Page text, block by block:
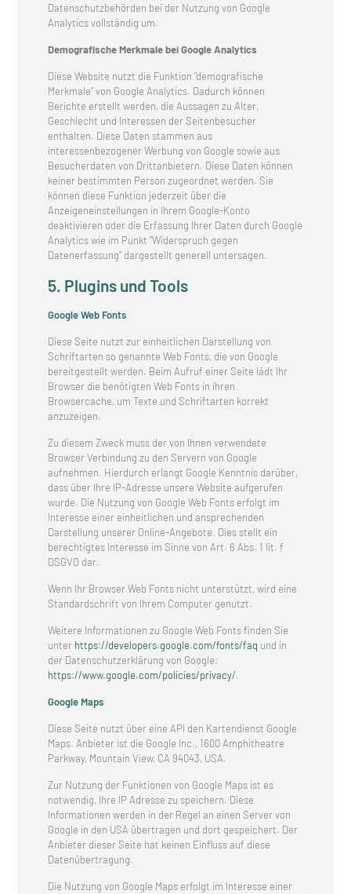
Datenschutzbehörden bei der Nutzung von Google
Analytics vollständig um.
Demografische Merkmale bei Google Analytics
Diese Website nutzt die Funktion “demografische
Merkmale” von Google Analytics. Dadurch können
Berichte erstellt werden, die Aussagen zu Alter,
Geschlecht und Interessen der Seitenbesucher
enthalten. Diese Daten stammen aus
interessenbezogener Werbung von Google sowie aus
Besucherdaten von Drittanbietern. Diese Daten können
keiner bestimmten Person zugeordnet werden. Sie
können diese Funktion jederzeit über die
Anzeigeneinstellungen in Ihrem Google-Konto
deaktivieren oder die Erfassung Ihrer Daten durch Google
Analytics wie im Punkt “Widerspruch gegen
Datenerfassung” dargestellt generell untersagen.
5. Plugins und Tools
Google Web Fonts
Diese Seite nutzt zur einheitlichen Darstellung von
Schriftarten so genannte Web Fonts, die von Google
bereitgestellt werden. Beim Aufruf einer Seite lädt Ihr
Browser die benötigten Web Fonts in ihren
Browsercache, um Texte und Schriftarten korrekt
anzuzeigen.
Zu diesem Zweck muss der von Ihnen verwendete
Browser Verbindung zu den Servern von Google
aufnehmen. Hierdurch erlangt Google Kenntnis darüber,
dass über Ihre IP-Adresse unsere Website aufgerufen
wurde. Die Nutzung von Google Web Fonts erfolgt im
Interesse einer einheitlichen und ansprechenden
Darstellung unserer Online-Angebote. Dies stellt ein
berechtigtes Interesse im Sinne von Art. 6 Abs. 1 lit. f
DSGVO dar.
Wenn Ihr Browser Web Fonts nicht unterstützt, wird eine
Standardschrift von Ihrem Computer genutzt.
Weitere Informationen zu Google Web Fonts finden Sie
unter https://developers.google.com/fonts/faq und in
der Datenschutzerklärung von Google:
https://www.google.com/policies/privacy/.
Google Maps
Diese Seite nutzt über eine API den Kartendienst Google
Maps. Anbieter ist die Google Inc., 1600 Amphitheatre
Parkway, Mountain View, CA 94043, USA.
Zur Nutzung der Funktionen von Google Maps ist es
notwendig, Ihre IP Adresse zu speichern. Diese
Informationen werden in der Regel an einen Server von
Google in den USA übertragen und dort gespeichert. Der
Anbieter dieser Seite hat keinen Einfluss auf diese
Datenübertragung.
Die Nutzung von Google Maps erfolgt im Interesse einer